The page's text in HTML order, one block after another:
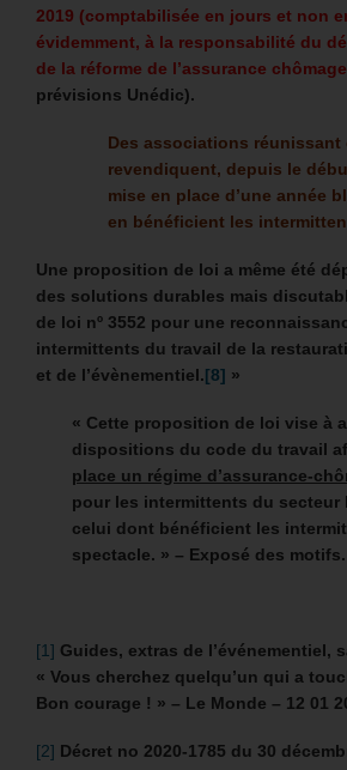
2019 (comptabilisée en jours et non
évidemment, à la responsabilité du
de la réforme de l’assurance chômage
prévisions Unédic).
Des associations réunissant
revendiquent, depuis le
mise en place d’une année
en bénéficient les
Une proposition de loi a même été
des solutions durables mais
de loi nº 3552 pour une
intermittents du travail de la
et de l’évènementiel.[8] »
« Cette proposition de loi vise à
dispositions du code du travail
place un régime
pour les intermittents du secteur
celui dont bénéficient les
spectacle. » – Exposé des motifs.
[1] Guides, extras de l’événementiel,
« Vous cherchez quelqu’un qui a
Bon courage ! » – Le Monde – 12 01
[2] Décret no 2020-1785 du 30